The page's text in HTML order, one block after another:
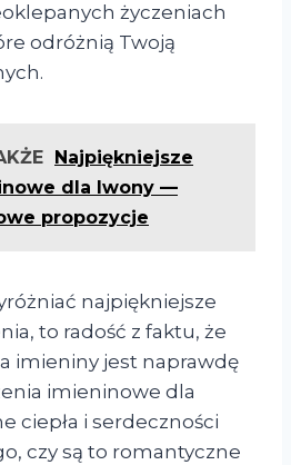
życzeniach
odróżnią Twoją
Najpiękniejsze
dla Iwony —
propozycje
najpiękniejsze
to radość z faktu, że
imieniny jest naprawdę
imieninowe dla
ciepła i serdeczności
czy są to romantyczne